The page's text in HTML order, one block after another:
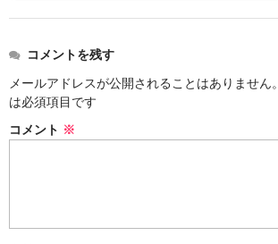
コメントを残す
メールアドレスが公開されることはありません。
は必須項目です
コメント ※